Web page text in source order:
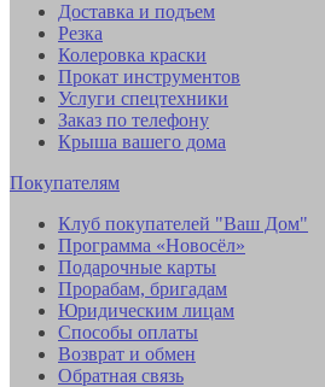
Доставка и подъем
Резка
Колеровка краски
Прокат инструментов
Услуги спецтехники
Заказ по телефону
Крыша вашего дома
Покупателям
Клуб покупателей "Ваш Дом"
Программа «Новосёл»
Подарочные карты
Прорабам, бригадам
Юридическим лицам
Способы оплаты
Возврат и обмен
Обратная связь